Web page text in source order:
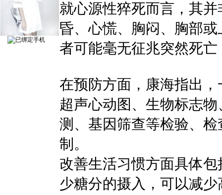
就心源性猝死而言，其
昏、心慌、胸闷、胸部
者可能毫无征兆突然死
在预防方面，康海指出
超声心动图、生物标志
测、基因筛查等检验、
制。
改善生活习惯方面具体
少糖分的摄入，可以减